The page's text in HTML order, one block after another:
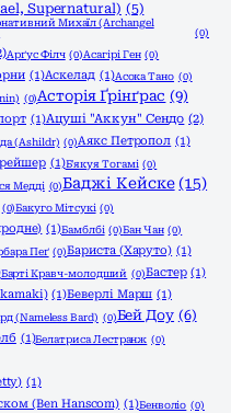
Supernatural) (5)
Михаїл (Archangel
(0)
Арґус Філч (0)Асагірі Ген (0)
(1)Аскелад (1)Асока Тано (0)
(0)Асторія Ґрінґрас (9)
(1)Ацуші "Аккун" Сендо (2)
(Ashildr) (0)Аякс Петропол (1)
(1)Б'якуя Тогамі (0)
Медді (0)Баджі Кейске (15)
(0)Бакуго Мітсукі (0)
(1)Бамблбі (0)Бан Чан (0)
Пеґ (0)Бариста (Харуто) (1)
Барті Кравч-молодший (0)Бастер (1)
(1)Беверлі Марш (1)
(Nameless Bard) (0)Бей Доу (6)
(1)Белатриса Лестранж (0)
(1)
(Ben Hanscom) (1)Бенволіо (0)